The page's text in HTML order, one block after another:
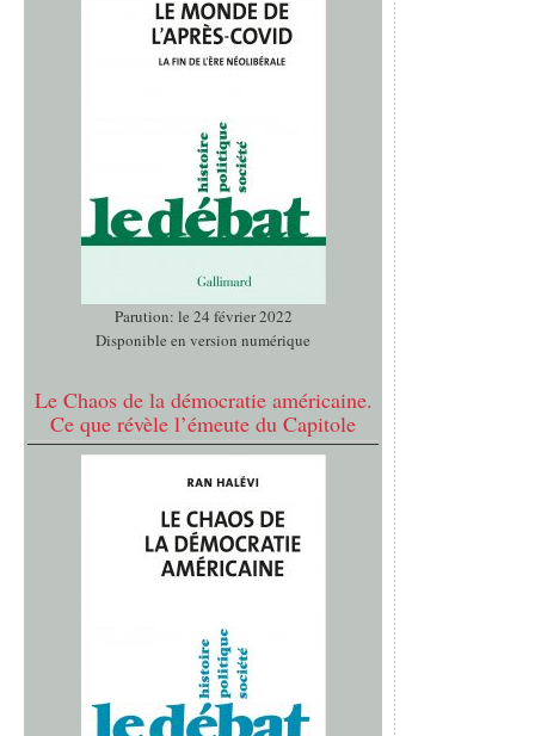
Parution: le 24 février 2022
Disponible en version numérique
Le Chaos de la démocratie américaine.
Ce que révèle l’émeute du Capitole